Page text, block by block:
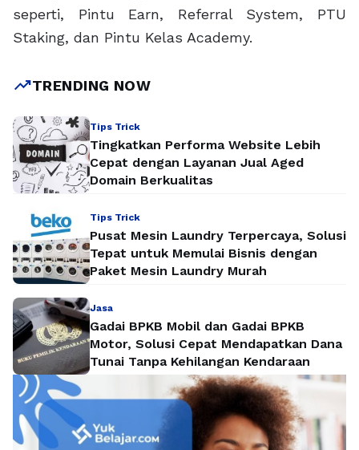
seperti, Pintu Earn, Referral System, PTU
Staking, dan Pintu Kelas Academy.
trending_upTRENDING NOW
Tips Trick
Tingkatkan Performa Website Lebih
Cepat dengan Layanan Jual Aged
Domain Berkualitas
Tips Trick
Pusat Mesin Laundry Terpercaya, Solusi
Tepat untuk Memulai Bisnis dengan
Paket Mesin Laundry Murah
Jasa
Gadai BPKB Mobil dan Gadai BPKB
Motor, Solusi Cepat Mendapatkan Dana
Tunai Tanpa Kehilangan Kendaraan